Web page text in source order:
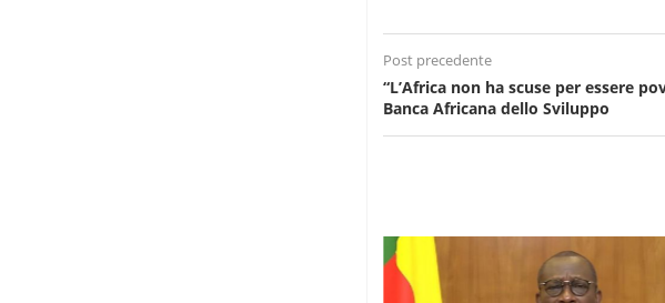
Post precedente
“L’Africa non ha scuse per essere
Banca Africana dello Sviluppo